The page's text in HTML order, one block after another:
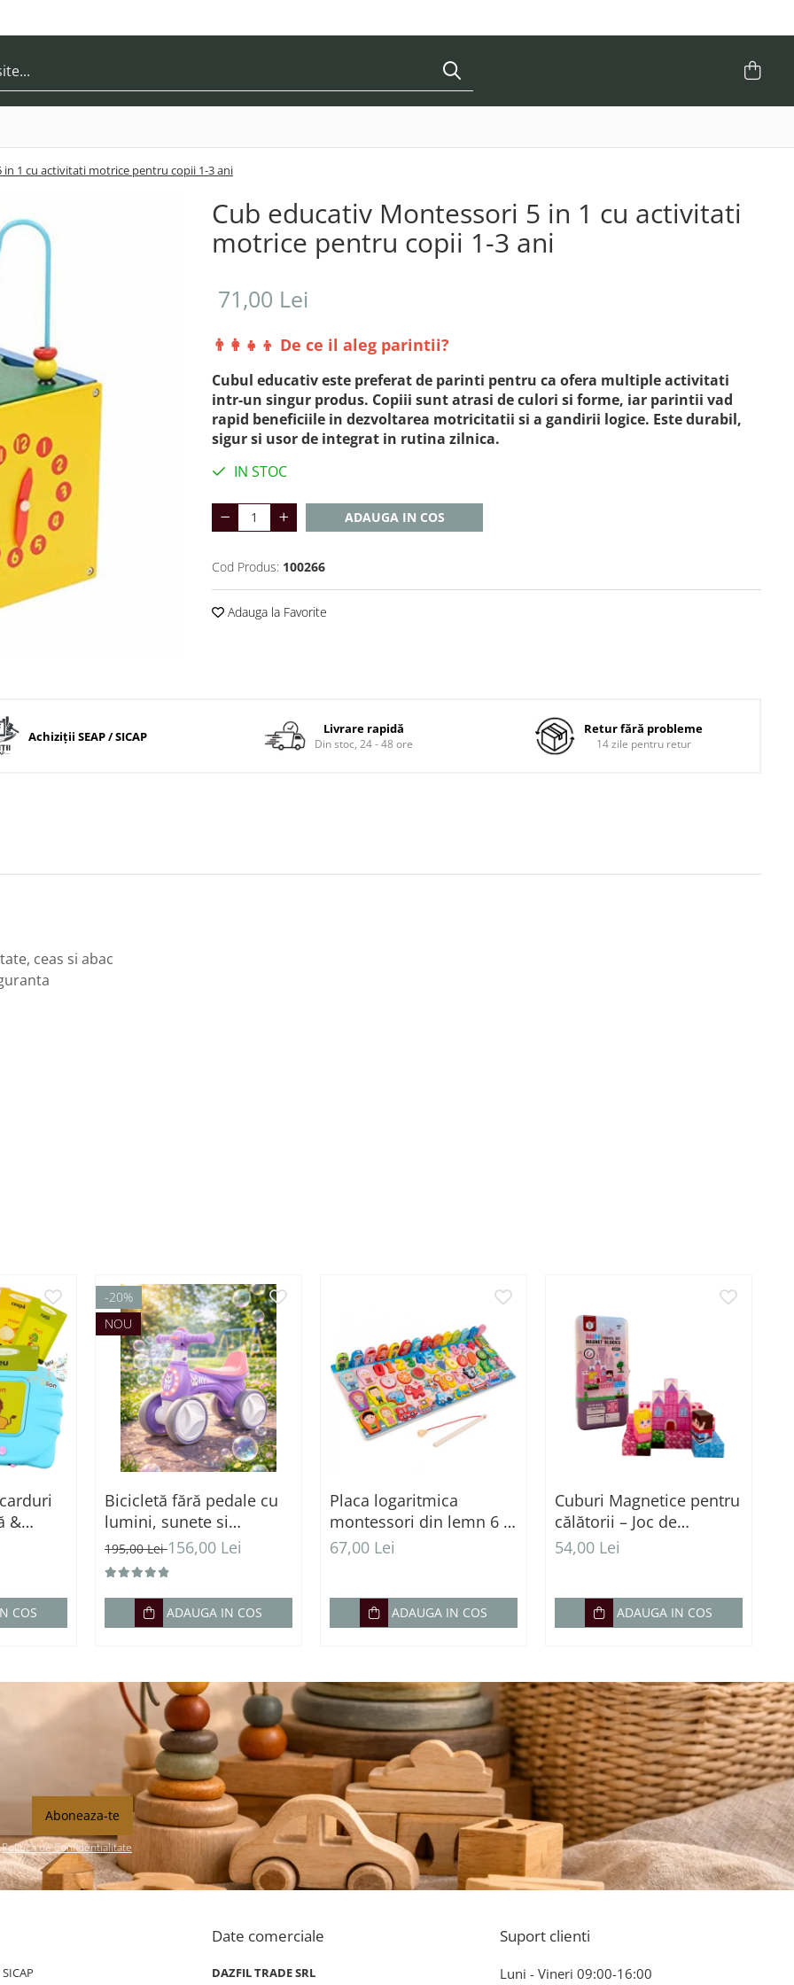
1 cu activitati motrice pentru copii 1-3 ani
Cub educativ Montessori 5 in 1 cu activitati
motrice pentru copii 1-3 ani
71,00 Lei
👨‍👩‍👧‍👦 De ce il aleg parintii?
Cubul educativ este preferat de parinti pentru ca ofera multiple activitati
intr-un singur produs. Copiii sunt atrasi de culori si forme, iar parintii vad
rapid beneficiile in dezvoltarea motricitatii si a gandirii logice. Este durabil,
sigur si usor de integrat in rutina zilnica.
IN STOC
ADAUGA IN COS
Cod Produs: 100266
Adauga la Favorite
Achiziții SEAP / SICAP Livrare rapidă
Din stoc, 24 - 48 ore
Retur fără probleme
14 zile pentru retur
ceas si abac
notiunii de timp
gradinite sau locuri de joaca
&
COS
-20%
NOU
Bicicletă fără pedale cu
lumini, sunete si
baloane de sapun - roz
195,00 Lei156,00 Lei
ADAUGA IN COS
Placa logaritmica
montessori din lemn 6 in
1
67,00 Lei
ADAUGA IN COS
Cuburi Magnetice pentru
călătorii – Joc de
Construcție STEM, 3 ani+
54,00 Lei
ADAUGA IN COS
Politica de Confidentialitate
Date comerciale
DAZFIL TRADE SRL
Suport clienti
Luni - Vineri 09:00-16:00